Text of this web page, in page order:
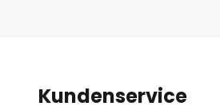
Kundenservice